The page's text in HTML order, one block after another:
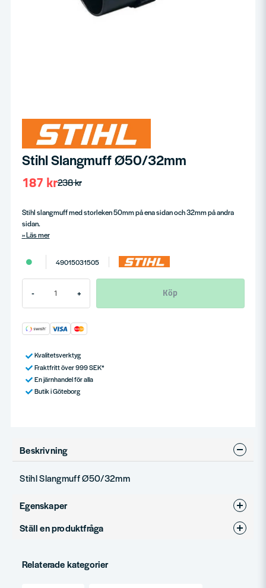
Stihl Slangmuff Ø50/32mm
238 kr
187 kr
Stihl slangmuff med storleken 50mm på ena sidan och 32mm på andra
sidan.
Läs mer
49015031505
- + Köp
Kvalitetsverktyg
Fraktfritt över 999 SEK*
En järnhandel för alla
Butik i Göteborg
Beskrivning
Stihl Slangmuff Ø50/32mm
Egenskaper
Produkttyp
Ställ en produktfråga
Fråga oss något om denna produkten...
Relaterade kategorier